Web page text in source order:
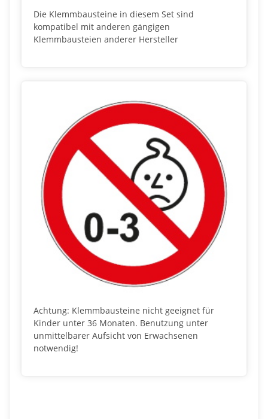
Die Klemmbausteine in diesem Set sind
kompatibel mit anderen gängigen
Klemmbausteien anderer Hersteller
Achtung: Klemmbausteine nicht geeignet für
Kinder unter 36 Monaten. Benutzung unter
unmittelbarer Aufsicht von Erwachsenen
notwendig!